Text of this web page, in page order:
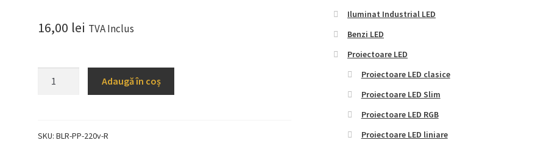
16,00 lei TVA Inclus
220V
Adaugă în coș
SKU:BLR-PP-220v-R
Iluminat Industrial LED
Benzi LED
Proiectoare LED
Proiectoare LED clasice
Proiectoare LED Slim
Proiectoare LED RGB
Proiectoare LED liniare